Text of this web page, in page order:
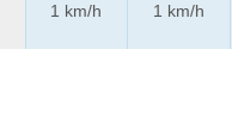
1 km/h
1 km/h